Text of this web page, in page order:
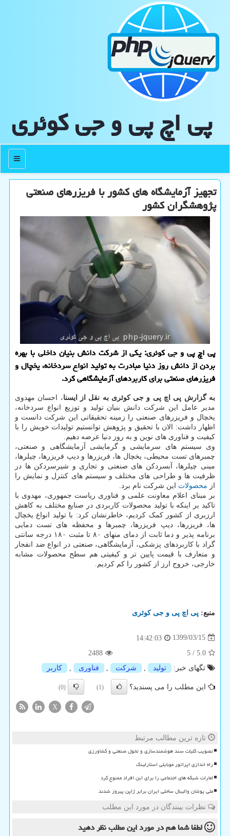
پی اچ پی و جی كوئری
منو
تجهیز آزمایشگاه های كشور با فریزرهای صنعتی
پژوهشگران كشور
پی اچ پی و جی كوئری: یكی از شركت دانش بنیان داخلی با بهره
بردن از دانش روز دنیا مبادرت به تولید انواع سردخانه، یخچال و
فریزرهای صنعتی برای كاربردهای آزمایشگاهی كرد.
به گزارش پی اچ پی و جی کوئری به نقل از ایسنا، احسان مهدوی
مدیر عامل این شرکت دانش بنیان تولید و توزیع انواع سردخانه،
یخچال و فریزرهای صنعتی را زمینه تحقیقاتی این شرکت دانست و
اظهار داشت: الان با تحقیق و پژوهش توانستیم تولیدات خویش را با
کیفیت و فناوری های نوین و به روز دنیا عرضه دهیم.
وی سیستم های سرمایشی و گرمایشی آزمایشگاهی و صنعتی،
چمبرهای تست محیطی، یخچال ها، فریزرها و دیپ فریزرها، چیلرها،
مینی چیلرها، آبسردکن های صنعتی و تجاری و شیرسردکن ها در
ظرفیت ها و طراحی های مختلف و سیستم های کنترل و نمایش را
از محصولات این شرکت نام برد.
بر مبنای اعلام معاونت علمی و فناوری ریاست جمهوری، مهدوی با
تاکید بر اینکه با تولید محصولات کاربردی در صنایع مختلف به کاهش
ارزبری از کشور کمک کردیم، خاطرنشان کرد: با تولید انواع یخچال
ها، فریزرها، دیپ فریزرها، چمبرها و محفظه های تست دمایی
برنامه پذیر و دما ثابت از دمای منهای ۸۰ تا مثبت ۱۸۰ درجه سانتی
گراد با کاربردهای پزشکی، آزمایشگاهی، صنعتی در انواع ضد انفجار
و متعارف با قیمت پایین تر و کیفیتی هم سطح محصولات مشابه
خارجی، خروج ارز از کشور را کم کردیم.
منبع: پی اچ پی و جی كوئری
1399/03/15
14:42:03
5.0
/
5
2488
تگهای خبر:
تولید , شركت , فناوری , كاربر
این مطلب را می پسندید؟ (1)
(0)
X
تازه ترین مطالب مرتبط
تصویب کلیات سند هوشمندسازی و تحول صنعتی و کشاورزی
راه اندازی اپراتور موبایلی استارلینک
امارات شبکه های اجتماعی را برای این افراد ممنوع کرد
ملی پوشان والیبال ساحلی ایران برابر ژاپن پیروز شدند
نظرات بینندگان در مورد این مطلب
لطفا شما همدر مورد این مطلبنظر دهید